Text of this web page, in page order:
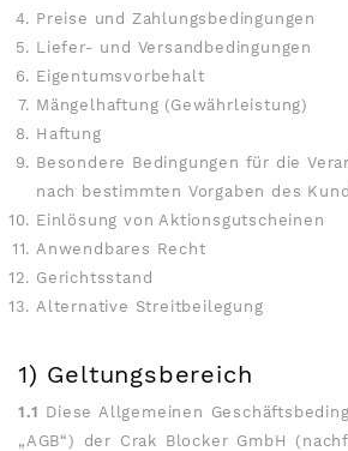
Preise und Zahlungsbedingungen
Liefer- und Versandbedingungen
Eigentumsvorbehalt
Mängelhaftung (Gewährleistung)
Haftung
Besondere Bedingungen für die
nach bestimmten Vorgaben des
Einlösung von Aktionsgutscheinen
Anwendbares Recht
Gerichtsstand
Alternative Streitbeilegung
1) Geltungsbereich
1.1 Diese Allgemeinen
„AGB“) der Crak Blocker GmbH